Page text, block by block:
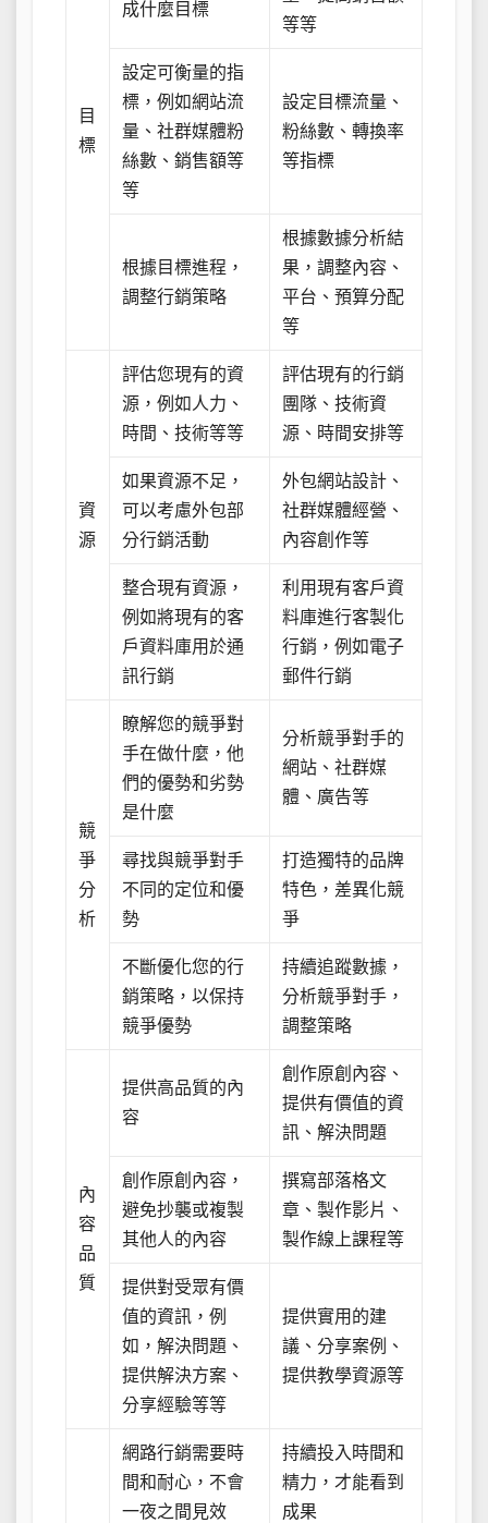
目
標
成什麼目標
等等
設定可衡量的指
標，例如網站流
量、社群媒體粉
絲數、銷售額等
等
設定目標流量、
粉絲數、轉換率
等指標
根據目標進程，
調整行銷策略
根據數據分析結
果，調整內容、
平台、預算分配
等
資
源
評估您現有的資
源，例如人力、
時間、技術等等
評估現有的行銷
團隊、技術資
源、時間安排等
如果資源不足，
可以考慮外包部
分行銷活動
外包網站設計、
社群媒體經營、
內容創作等
整合現有資源，
例如將現有的客
戶資料庫用於通
訊行銷
利用現有客戶資
料庫進行客製化
行銷，例如電子
郵件行銷
競
爭
分
析
瞭解您的競爭對
手在做什麼，他
們的優勢和劣勢
是什麼
分析競爭對手的
網站、社群媒
體、廣告等
尋找與競爭對手
不同的定位和優
勢
打造獨特的品牌
特色，差異化競
爭
不斷優化您的行
銷策略，以保持
競爭優勢
持續追蹤數據，
分析競爭對手，
調整策略
內
容
品
質
提供高品質的內
容
創作原創內容、
提供有價值的資
訊、解決問題
創作原創內容，
避免抄襲或複製
其他人的內容
撰寫部落格文
章、製作影片、
製作線上課程等
提供對受眾有價
值的資訊，例
如，解決問題、
提供解決方案、
分享經驗等等
提供實用的建
議、分享案例、
提供教學資源等
網路行銷需要時
間和耐心，不會
一夜之間見效
持續投入時間和
精力，才能看到
成果